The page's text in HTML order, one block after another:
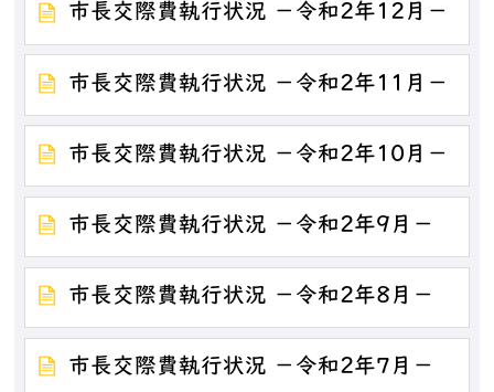
市長交際費執行状況 －令和2年12月－
市長交際費執行状況 －令和2年11月－
市長交際費執行状況 －令和2年10月－
市長交際費執行状況 －令和2年9月－
市長交際費執行状況 －令和2年8月－
市長交際費執行状況 －令和2年7月－